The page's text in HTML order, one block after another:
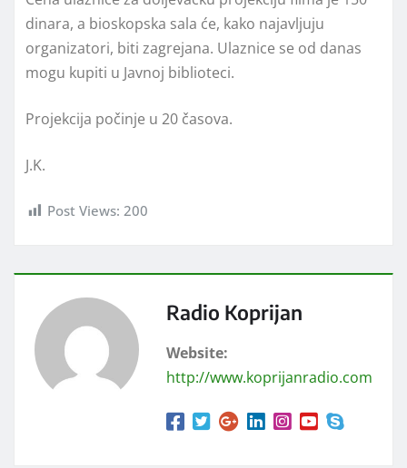
dinara, a bioskopska sala će, kako najavljuju
organizatori, biti zagrejana. Ulaznice se od danas
mogu kupiti u Javnoj biblioteci.
Projekcija počinje u 20 časova.
J.K.
Post Views: 200
Radio Koprijan
Website:
http://www.koprijanradio.com